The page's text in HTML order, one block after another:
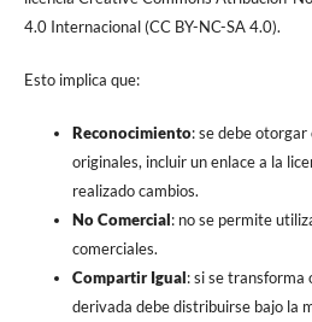
4.0 Internacional (CC BY-NC-SA 4.0).
Esto implica que:
Reconocimiento: se debe
originales, incluir un enlace a la
realizado cambios.
No Comercial: no se permite
comerciales.
Compartir Igual: si se transforma
derivada debe distribuirse bajo la